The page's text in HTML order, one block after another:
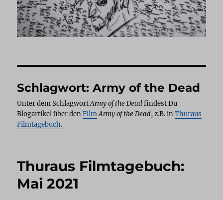
Schlagwort:Army of the Dead
Unter dem SchlagwortArmy of the Deadfindest Du
Blogartikel über denFilm Army of the Dead, z.B. inThuraus
Filmtagebuch.
Thuraus Filmtagebuch:
Mai 2021